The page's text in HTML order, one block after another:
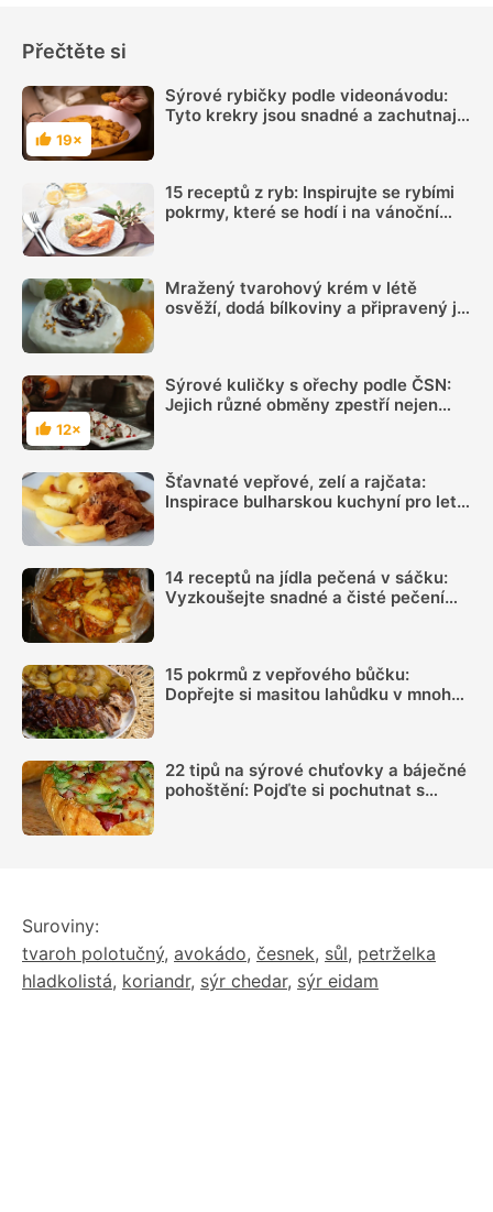
Přečtěte si
Hodnocení
19×
Sýrové rybičky podle videonávodu:
Tyto krekry jsou snadné a zachutnají
15 receptů z ryb: Inspirujte se rybími
pokrmy, které se hodí i na vánoční
Mražený tvarohový krém v létě
osvěží, dodá bílkoviny a připravený je
Hodnocení
12×
Sýrové kuličky s ořechy podle ČSN:
Jejich různé obměny zpestří nejen
Šťavnaté vepřové, zelí a rajčata:
Inspirace bulharskou kuchyní pro letní
14 receptů na jídla pečená v sáčku:
Vyzkoušejte snadné a čisté pečení
15 pokrmů z vepřového bůčku:
Dopřejte si masitou lahůdku v mnoha
22 tipů na sýrové chuťovky a báječné
pohoštění: Pojďte si pochutnat s
Suroviny:
tvaroh polotučný, avokádo, česnek, sůl, petrželka
hladkolistá, koriandr, sýr chedar, sýr eidam